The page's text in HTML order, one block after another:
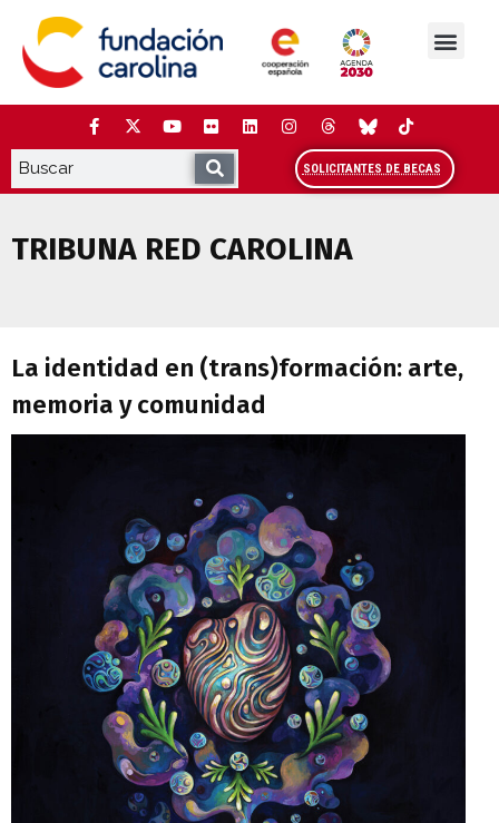
contenido
SOLICITANTES DE BECAS
TRIBUNA RED CAROLINA
La identidad en (trans)formación: arte,
memoria y comunidad